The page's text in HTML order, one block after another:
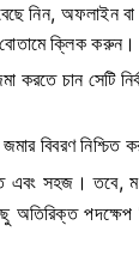
নিন, অফলাইন বা
ক্লিক করুন।
করতে চান সেটি
বিবরণ নিশ্চিত
এবং সহজ। তবে,
অতিরিক্ত পদক্ষেপ